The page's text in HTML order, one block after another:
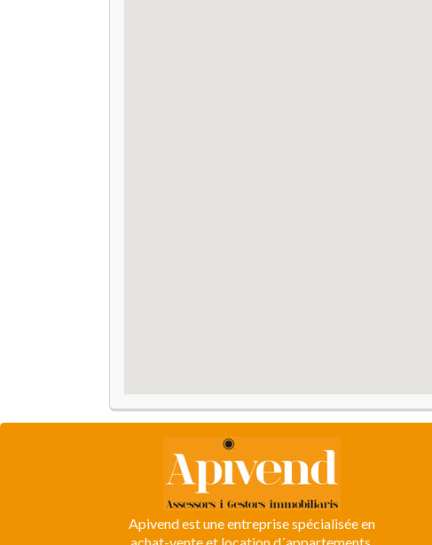
Apivend est une entreprise spécialisée en
achat-vente et location d´appartements,